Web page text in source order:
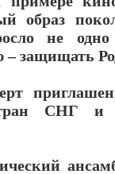
образ
не одно
защищать
СНГ и